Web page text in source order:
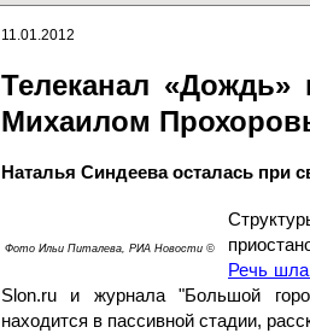
11.01.2012
Телеканал «Дождь»
Михаилом
Наталья Синдеева осталась при
Фото Ильи Питалева, РИА Новости ©
Речь шла
Slon.ru и журнала "Большой
находится в пассивной стадии,